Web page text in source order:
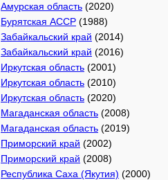
Амурская область (2020)
Бурятская АССР (1988)
Забайкальский край (2014)
Забайкальский край (2016)
Иркутская область (2001)
Иркутская область (2010)
Иркутская область (2020)
Магаданская область (2008)
Магаданская область (2019)
Приморский край (2002)
Приморский край (2008)
Республика Саха (Якутия) (2000)